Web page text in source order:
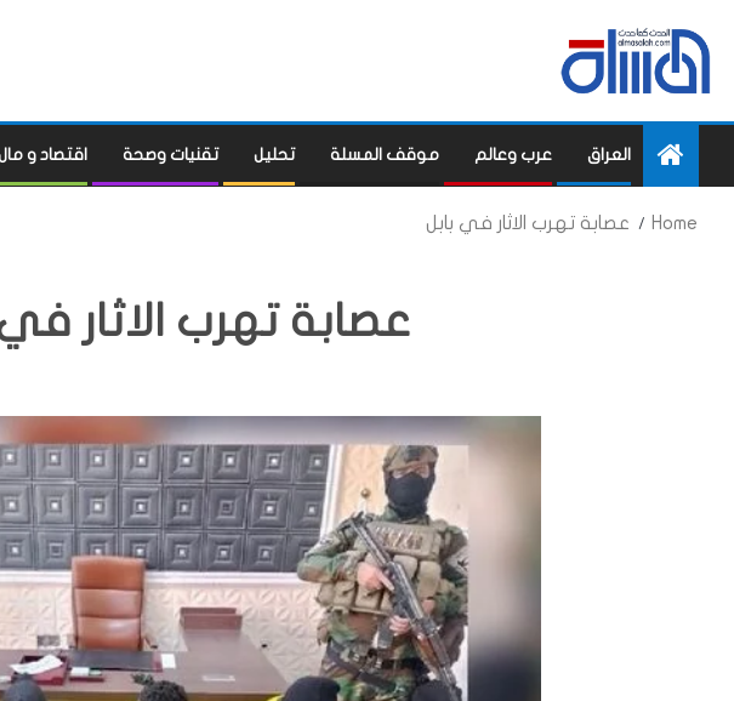
العراق عرب وعالم موقف المسلة تحليل تقنيات وصحة اقتصاد و مال
Home عصابة تهرب الاثار في بابل
عصابة تهرب الاثار في